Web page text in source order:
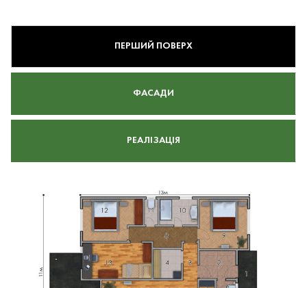
ПЕРШИЙ ПОВЕРХ
ФАСАДИ
РЕАЛІЗАЦІЯ